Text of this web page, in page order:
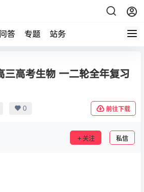
问答 专题 站务
三高考生物 一二轮全年复习
0 前往下载
关注 私信